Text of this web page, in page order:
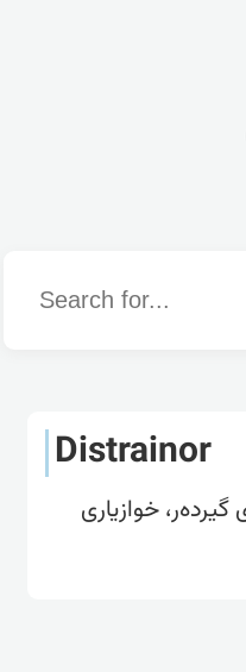
Word
Distrainor
خوازیاری